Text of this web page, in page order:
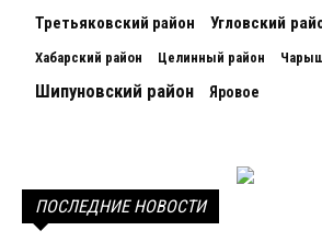
Третьяковский район Угловский
Хабарский район Целинный район
Шипуновский район Яровое
ПОСЛЕДНИЕ НОВОСТИ